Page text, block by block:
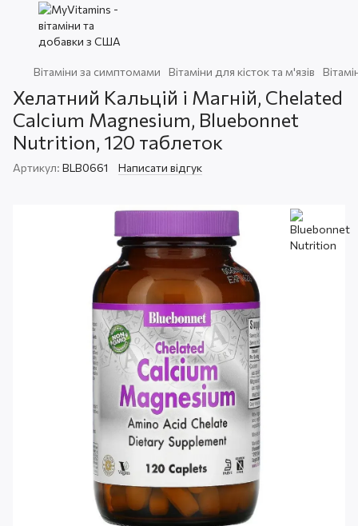
Вітаміни за симптомами Вітаміни для кісток та м'язів
Хелатний Кальцій і Магній, Chelated
Calcium Magnesium, Bluebonnet
Nutrition, 120 таблеток
Артикул: BLB0661 Написати відгук